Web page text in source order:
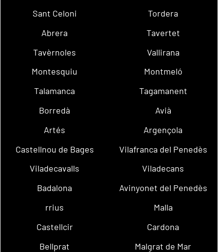
Sant Celoni
Tordera
Abrera
Tavertet
Tavèrnoles
Vallirana
Montesquiu
Montmeló
Talamanca
Tagamanent
Borredà
Avià
Artés
Argençola
Castellnou de Bages
Vilafranca del Penedès
Viladecavalls
Viladecans
Badalona
Avinyonet del Penedès
rrius
Malla
Castellcir
Cardona
Bellprat
Malgrat de Mar